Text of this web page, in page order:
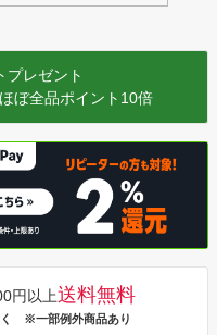
プレゼント
ぼ全品ポイント10倍
円以上送料無料
く ※一部例外商品あり